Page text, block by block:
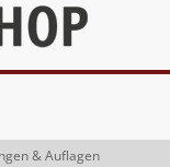
& Auflagen